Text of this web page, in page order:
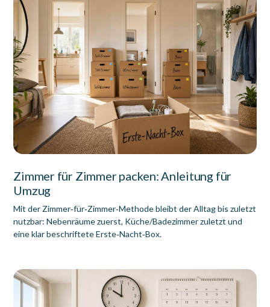
Zimmer für Zimmer packen: Anleitung für
Umzug
Mit der Zimmer‑für‑Zimmer‑Methode bleibt der Alltag bis zuletzt
nutzbar: Nebenräume zuerst, Küche/Badezimmer zuletzt und
eine klar beschriftete Erste‑Nacht‑Box.